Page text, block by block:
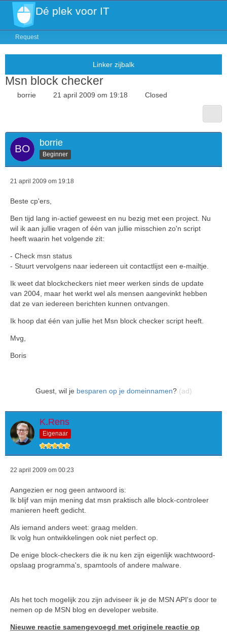
Dé plek voor IT
Request
Msn block checker
borrie 21 april 2009 om 19:18 Closed
borrie
Beginner
21 april 2009 om 19:18
Beste cp'ers,
Ben tijd lang in-actief geweest en nu bezig met een project. Nu
wil ik aan jullie vragen of één van jullie misschien zo'n script
heeft waarin het volgende zit:
- Check msn status
- Stuurt vervolgens naar iedereen uit contactlijst een e-mailtje.
Ik weet dat blockcheckers niet meer werken sinds de update
van 2004, maar het werkt wel als mensen aangevinkt hebben
dat ze van iedereen berichten kunnen ontvangen.
Ik hoop dat één van jullie het Msn block checker script heeft.
Mvg,
Boris
Guest, wil je besparen op je domeinnamen? (ad)
K.Rens
Eigenaar
22 april 2009 om 00:23
Aangezien er nog geen antwoord is:
Ik blijf van mijn mening dat msn praktisch alle block-controleer
manieren heeft gedicht.
Als iemand anders weet: graag melden.
Ik volg hun ontwikkelingen ook niet perfect op.
De enige block-checkers die ik nu ken zijn eigenlijk wachtwoord-
opslaag programma's, spamtools of andere malware.
Als het toch mogelijk zou zijn adviseer ik je de MSN API's door te
nemen op de MSN blog en developer website.
Nieuwe reactie samengevoegd met originele reactie op